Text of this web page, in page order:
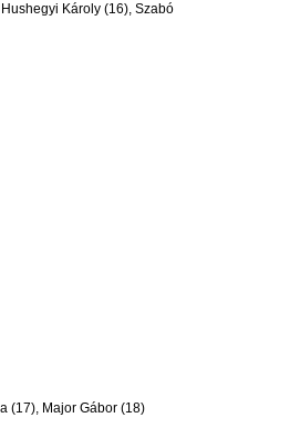
Károly (16), Szabó
(17), Major Gábor (18)